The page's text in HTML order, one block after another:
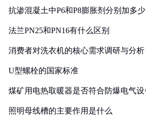
抗渗混凝土中P6和P8膨胀剂分别加多少
法兰PN25和PN16有什么区别
消费者对洗衣机的核心需求调研与分析
U型螺栓的国家标准
煤矿用电热取暖器是否符合防爆电气
照明母线槽的主要作用是什么